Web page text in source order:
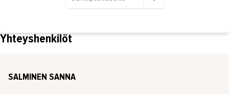
Yhteyshenkilöt
SALMINEN SANNA